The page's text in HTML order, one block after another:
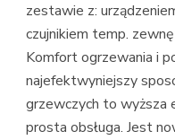
zestawie z:
czujnikiem temp.
Komfort ogrzewania i
najefektwyniejszy
grzewczych to wyższa
prosta obsługa. Jest